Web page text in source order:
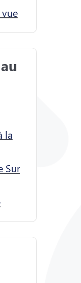
Sur